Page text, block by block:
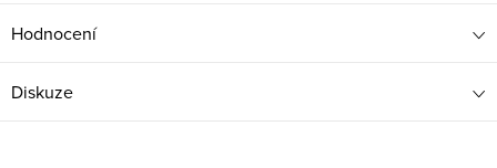
Hodnocení
Diskuze